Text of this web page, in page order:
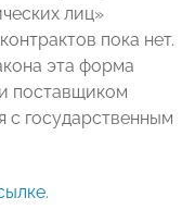
лиц»
пока нет.
эта форма
поставщиком
с государственным
.